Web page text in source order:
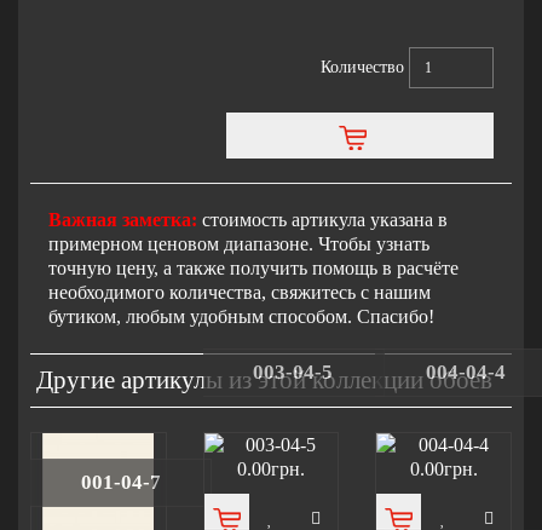
Количество
Важная заметка: стоимость артикула указана в
примерном ценовом диапазоне. Чтобы узнать
точную цену, а также получить помощь в расчёте
необходимого количества, свяжитесь с нашим
бутиком, любым удобным способом. Спасибо!
Другие артикулы из этой коллекции обоев
001-04-7
003-04-5
0.00грн.
004-04-4
0.00грн.